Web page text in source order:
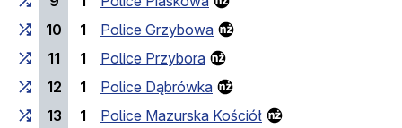
10
1
Police Grzybowa
11
1
Police Przybora
12
1
Police Dąbrówka
13
1 Police Mazurska Kościół